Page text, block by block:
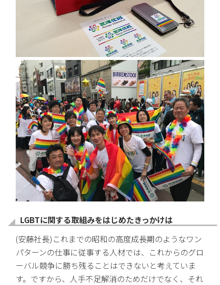
LGBTに関する取組みをはじめたきっかけは
(安藤社長)これまでの昭和の高度成長期のようなワン
パターンの仕事に従事する人材では、これからのグロ
ーバル競争に勝ち残ることはできないと考えていま
す。ですから、人手不足解消のためだけでなく、それ